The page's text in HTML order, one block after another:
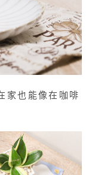
家也能像在咖啡